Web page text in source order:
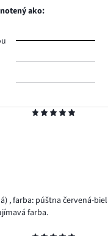
,farba: púštna červená-
farba.
ako: